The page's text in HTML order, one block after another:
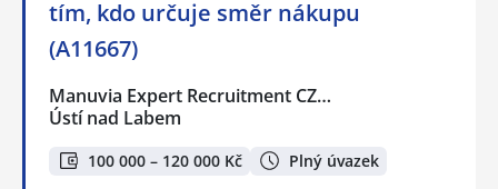
tím, kdo určuje směr nákupu
(A11667)
Manuvia Expert Recruitment CZ…
Ústí nad Labem
100 000 – 120 000 Kč Plný úvazek